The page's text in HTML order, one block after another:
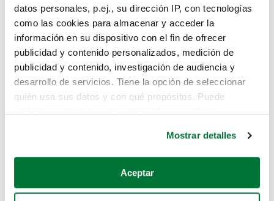
datos personales, p.ej., su dirección IP, con tecnologías
como las cookies para almacenar y acceder la
información en su dispositivo con el fin de ofrecer
publicidad y contenido personalizados, medición de
publicidad y contenido, investigación de audiencia y
desarrollo de servicios. Tiene la opción de seleccionar
quién usa sus datos y con qué propósitos. Puede
Si lo permite, también quisiéramos:
Recopilar información sobre su ubicación geográfica
Mostrar detalles
Aceptar
Lo sentimos, no sabemos como
te hemos traido hasta aquí.
Pero puedes encontrar el coche que estás
buscando en alguno de estos enlaces:
Coches de segunda mano
Coches de km0